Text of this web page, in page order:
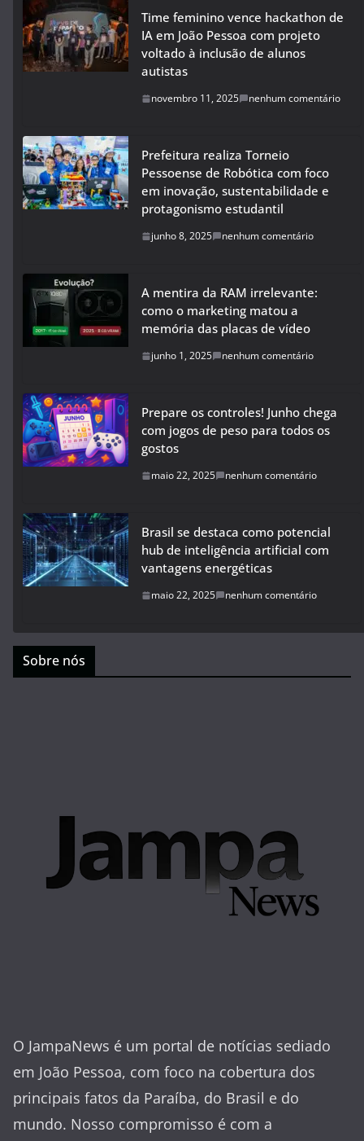
Time feminino vence hackathon de
IA em João Pessoa com projeto
voltado à inclusão de alunos
autistas
novembro 11, 2025 nenhum comentário
Prefeitura realiza Torneio
Pessoense de Robótica com foco
em inovação, sustentabilidade e
protagonismo estudantil
junho 8, 2025 nenhum comentário
A mentira da RAM irrelevante:
como o marketing matou a
memória das placas de vídeo
junho 1, 2025 nenhum comentário
Prepare os controles! Junho chega
com jogos de peso para todos os
gostos
maio 22, 2025 nenhum comentário
Brasil se destaca como potencial
hub de inteligência artificial com
vantagens energéticas
maio 22, 2025 nenhum comentário
Sobre nós
O JampaNews é um portal de notícias sediado
em João Pessoa, com foco na cobertura dos
principais fatos da Paraíba, do Brasil e do
mundo. Nosso compromisso é com a